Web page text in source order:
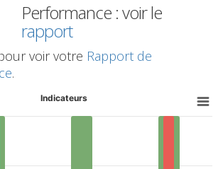
Performance : voir le
rapport
voir votre Rapport de
.
Indicateurs